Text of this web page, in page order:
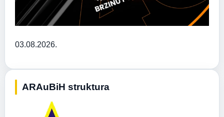
03.08.2026.
ARAuBiH struktura